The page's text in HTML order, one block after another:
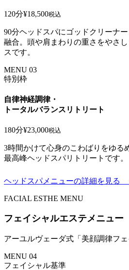
120分¥18,500税込
90分ヘッドスパにゴッドクリーナ
融合。頭や肩まわりの重さをやさ
スです。
MENU 03
特別枠
自律神経調律・
トータルバランスリトリート
180分¥23,000税込
3時間かけて心身のこわばりをゆる
最高峰ヘッドスパリトリートです。
ヘッドスパメニューの詳細を見る
FACIAL ESTHE MENU
フェイシャルエステメニュー
アーユルヴェーダ式「美顔調律フェ
MENU 04
フェイシャル基準